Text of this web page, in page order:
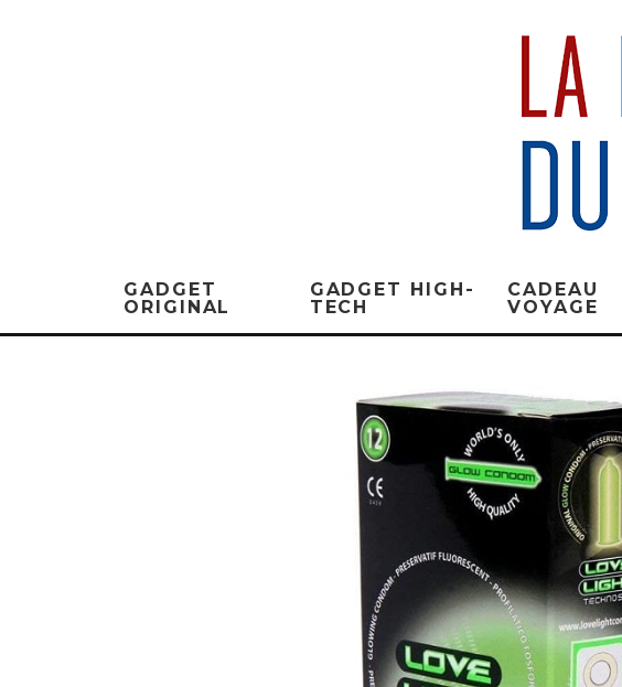
GADGET
ORIGINAL
GADGET HIGH-
TECH
CADEAU
VOYAGE